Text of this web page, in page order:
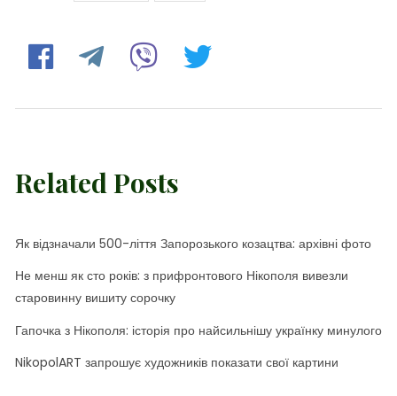
Related Posts
Як відзначали 500-ліття Запорозького козацтва: архівні фото
Не менш як сто років: з прифронтового Нікополя вивезли
старовинну вишиту сорочку
Гапочка з Нікополя: історія про найсильнішу українку минулого
NikopolART запрошує художників показати свої картини